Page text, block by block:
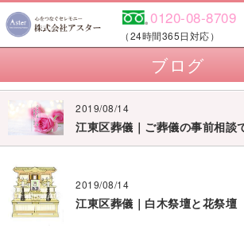
0120-08-8709
（24時間365日対応）
ブログ
2019/08/14
江東区葬儀｜ご葬儀の事前相談
2019/08/14
江東区葬儀｜白木祭壇と花祭壇